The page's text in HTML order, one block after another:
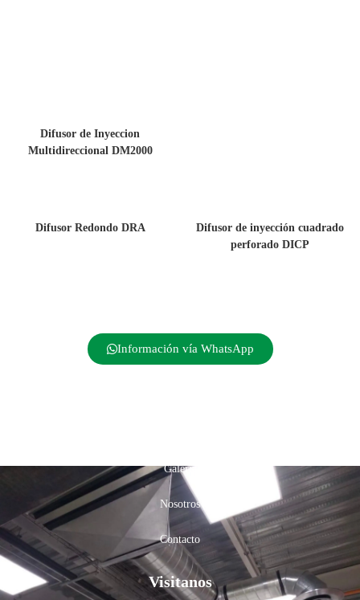
Difusor de Inyeccion
Multidireccional DM2000
Difusor Redondo DRA
Difusor de inyección cuadrado
perforado DICP
Información vía WhatsApp
Galería
Nosotros
Contacto
Visitanos